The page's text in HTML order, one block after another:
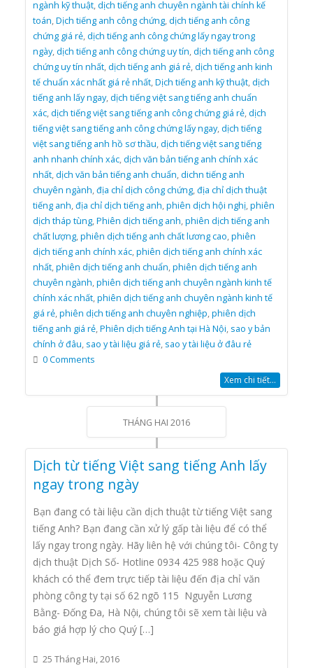
ngành kỹ thuật,dịch tiếng anh chuyên ngành tài chính kế
toán,Dịch tiếng anh công chứng,dịch tiếng anh công
chứng giá rẻ,dịch tiếng anh công chứng lấy ngay trong
ngày,dịch tiếng anh công chứng uy tín,dịch tiếng anh công
chứng uy tín nhất,dịch tiếng anh giá rẻ,dịch tiếng anh kinh
tế chuẩn xác nhất giá rẻ nhất,Dịch tiếng anh kỹ thuật,dịch
tiếng anh lấy ngay,dịch tiếng việt sang tiếng anh chuẩn
xác,dịch tiếng việt sang tiếng anh công chứng giá rẻ,dịch
tiếng việt sang tiếng anh công chứng lấy ngay,dịch tiếng
việt sang tiếng anh hồ sơ thầu,dịch tiếng việt sang tiếng
anh nhanh chính xác,dịch văn bản tiếng anh chính xác
nhất,dịch văn bản tiếng anh chuẩn,dichn tiếng anh
chuyên ngành,địa chỉ dịch công chứng,địa chỉ dịch thuật
tiếng anh,địa chỉ dịch tiếng anh,phiên dịch hội nghị,phiên
dịch tháp tùng,Phiên dịch tiếng anh,phiên dịch tiếng anh
chất lượng,phiên dịch tiếng anh chất lương cao,phiên
dịch tiếng anh chính xác,phiên dịch tiếng anh chính xác
nhất,phiên dịch tiếng anh chuẩn,phiên dịch tiếng anh
chuyên ngành,phiên dịch tiếng anh chuyên ngành kinh tế
chính xác nhất,phiên dịch tiếng anh chuyên ngành kinh tế
giá rẻ,phiên dịch tiếng anh chuyên nghiệp,phiên dịch
tiếng anh giá rẻ,Phiên dịch tiếng Anh tại Hà Nội, sao y bản
chính ở đâu, sao y tài liệu giá rẻ, sao y tài liệu ở đâu rẻ
0 Comments
Xem chi tiết...
THÁNG HAI 2016
Dịch từ tiếng Việt sang tiếng Anh lấy
ngay trong ngày
Bạn đang có tài liệu cần dịch thuật từ tiếng Việt sang
tiếng Anh? Bạn đang cần xử lý gấp tài liệu để có thể
lấy ngay trong ngày. Hãy liên hệ với chúng tôi- Công ty
dịch thuật Dịch Số- Hotline 0934 425 988 hoặc Quý
khách có thể đem trực tiếp tài liệu đến địa chỉ văn
phòng công ty tại số 62 ngõ 115 Nguyễn Lương
Bằng- Đống Đa, Hà Nội, chúng tôi sẽ xem tài liệu và
báo giá hợp lý cho Quý […]
25 Tháng Hai, 2016